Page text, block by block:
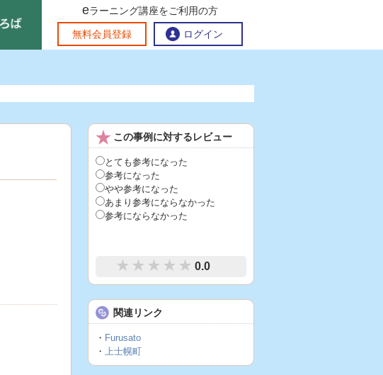
おすすめする理由
官民連携講座
お問い合わせ
eラーニング講座を探す
連携交流ひろば
地方創生交流掲示板
地方創生に役立つコンテンツ集
eラーニング講座をご利用の方
無料会員登録 ログイン
この事例に対するレビュー
とても参考になった
参考になった
やや参考になった
あまり参考にならなかった
参考にならなかった
0.0
関連リンク
・ Furusato
・ 上士幌町